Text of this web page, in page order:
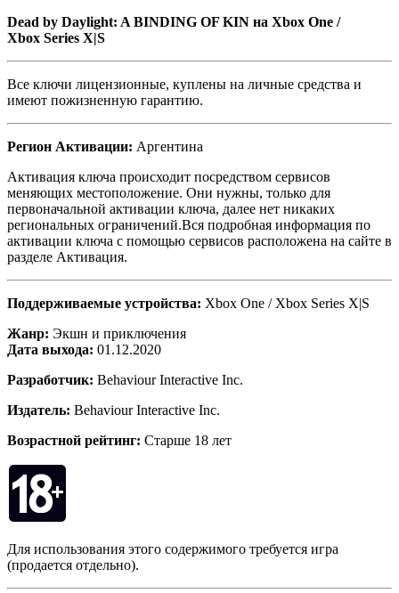
Dead by Daylight: A BINDING OF KIN на Xbox One /
Xbox Series X|S
Все ключи лицензионные, куплены на личные средства и
имеют пожизненную гарантию.
Регион Активации: Аргентина
Активация ключа происходит посредством сервисов
меняющих местоположение. Они нужны, только для
первоначальной активации ключа, далее нет никаких
региональных ограничений.Вся подробная информация по
активации ключа с помощью сервисов расположена на сайте в
разделе Активация.
Поддерживаемые устройства: Xbox One / Xbox Series X|S
Жанр: Экшн и приключения
Дата выхода: 01.12.2020
Разработчик: Behaviour Interactive Inc.
Издатель: Behaviour Interactive Inc.
Возрастной рейтинг: Старше 18 лет
Для использования этого содержимого требуется игра
(продается отдельно).